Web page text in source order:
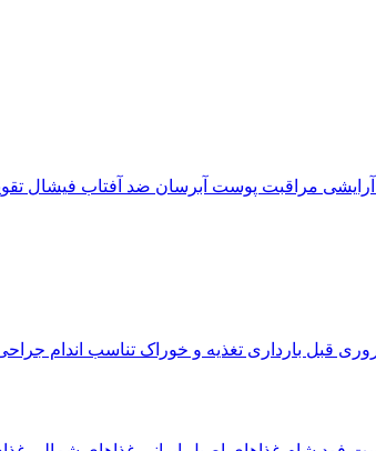
مراقبت پوست آبرسان ضد آفتاب فیشال
قبل بارداری تغذیه و خوراک تناسب اندام